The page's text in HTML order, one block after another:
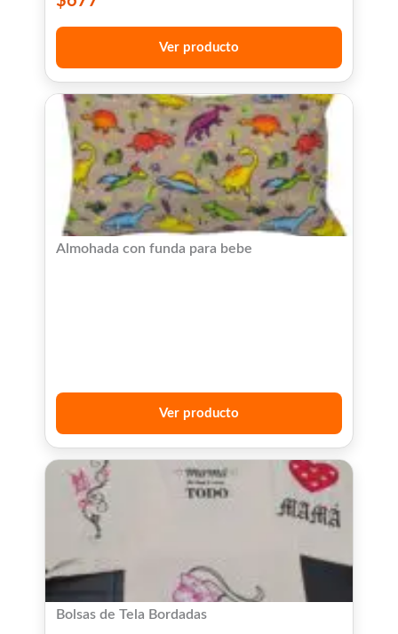
Ver producto
Almohada con funda para bebe
Ver producto
Bolsas de Tela Bordadas